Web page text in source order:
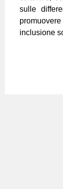
sulle
inclusione